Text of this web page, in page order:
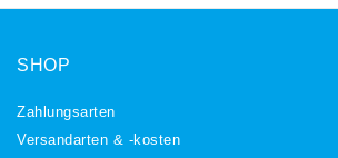
SHOP
Zahlungsarten
Versandarten & -kosten